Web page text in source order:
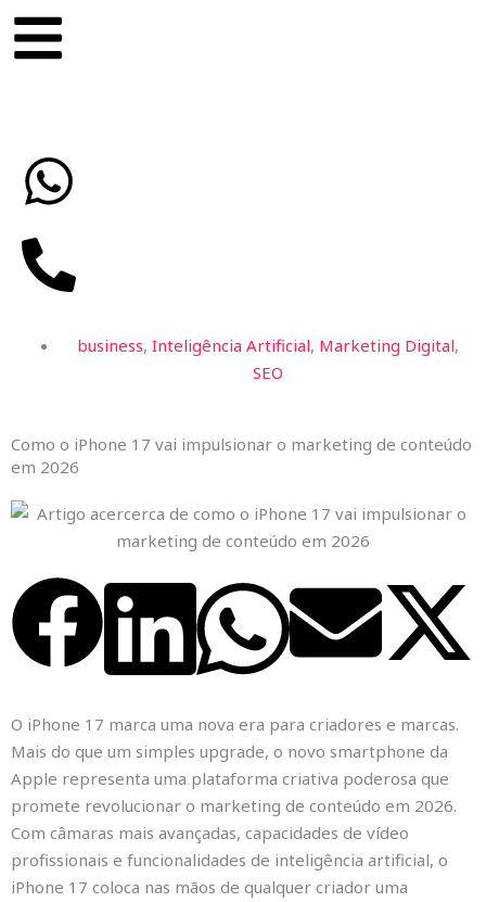
content
Skip
to
content
business, Inteligência Artificial, Marketing Digital,
SEO
Como o iPhone 17 vai impulsionar o marketing de conteúdo
em 2026
O iPhone 17 marca uma nova era para criadores e marcas.
Mais do que um simples upgrade, o novo smartphone da
Apple representa uma plataforma criativa poderosa que
promete revolucionar o marketing de conteúdo em 2026.
Com câmaras mais avançadas, capacidades de vídeo
profissionais e funcionalidades de inteligência artificial, o
iPhone 17 coloca nas mãos de qualquer criador uma